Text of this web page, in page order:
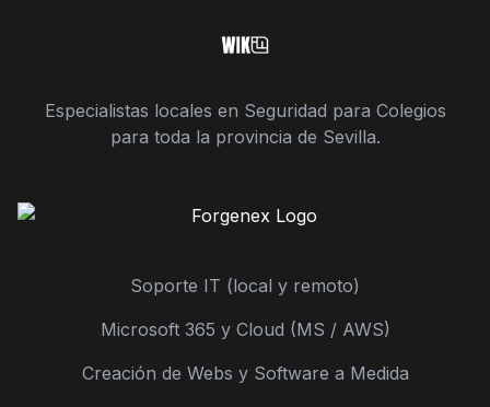
Especialistas locales en Seguridad para Colegios
para toda la provincia de Sevilla.
Soporte IT (local y remoto)
Microsoft 365 y Cloud (MS / AWS)
Creación de Webs y Software a Medida